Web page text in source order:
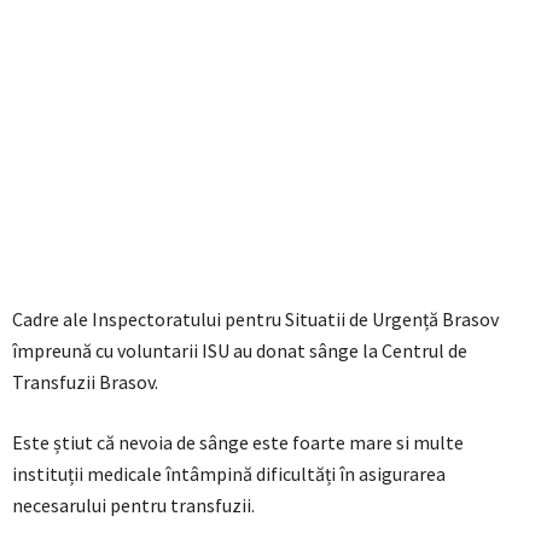
Cadre ale Inspectoratului pentru Situatii de Urgență Brasov
împreună cu voluntarii ISU au donat sânge la Centrul de
Transfuzii Brasov.
Este știut că nevoia de sânge este foarte mare si multe
instituții medicale întâmpină dificultăți în asigurarea
necesarului pentru transfuzii.